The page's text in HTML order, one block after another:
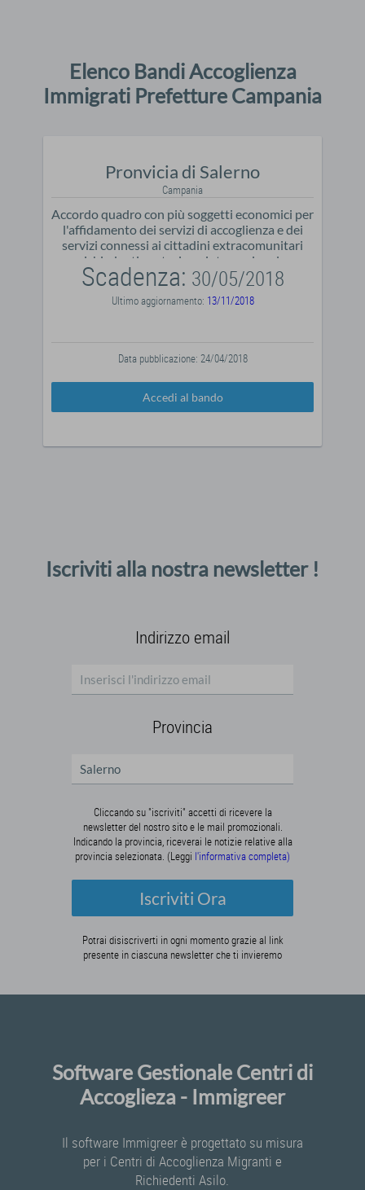
Elenco Bandi Accoglienza
Immigrati Prefetture Campania
Pronvicia di Salerno
Campania
Accordo quadro con più soggetti economici per
l'affidamento dei servizi di accoglienza e dei
servizi connessi ai cittadini extracomunitari
richiedenti protezione internazionale
Scadenza: 30/05/2018
Ultimo aggiornamento: 13/11/2018
Data pubblicazione: 24/04/2018
Accedi al bando
Iscriviti alla nostra newsletter !
Indirizzo email
Provincia
Cliccando su "iscriviti" accetti di ricevere la
newsletter del nostro sito e le mail promozionali.
Indicando la provincia, riceverai le notizie relative alla
provincia selezionata. (Leggi l'informativa completa)
Iscriviti Ora
Potrai disiscriverti in ogni momento grazie al link
presente in ciascuna newsletter che ti invieremo
Software Gestionale Centri di
Accoglieza - Immigreer
Il software Immigreer è progettato su misura
per i Centri di Accoglienza Migranti e
Richiedenti Asilo.